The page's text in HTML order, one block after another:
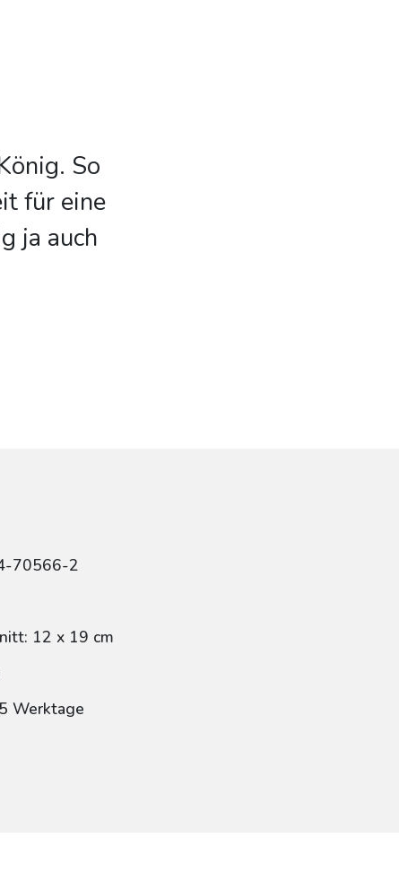
So
für eine
ja auch
70566-2
12 x 19 cm
Werktage